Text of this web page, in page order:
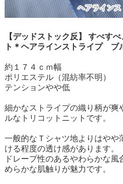
【デッドストック反】 すべす
ト＊ヘアラインストライプ ブ
約１７４ｃｍ幅
ポリエステル（混紡率不明）
テンションやや低
細かなストライプの織り柄が爽
ルなトリコットニットです。
一般的なＴシャツ地よりはやや
ける程度の透け感があります。
ドレープ性のあるやわらかな
めらかな肌触りが魅力です。